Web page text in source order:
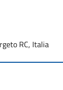
RC, Italia